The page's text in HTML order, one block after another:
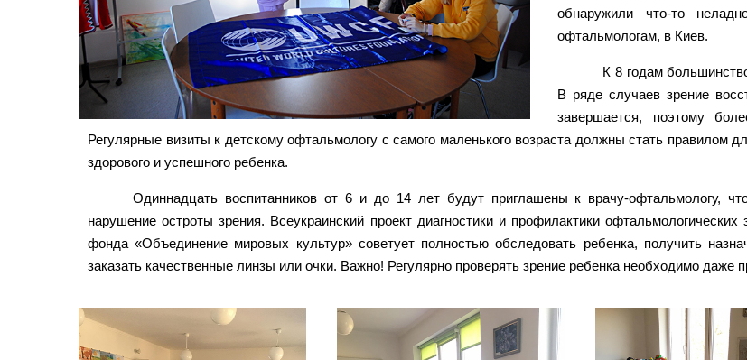
обнаружили что-то
офтальмологам, в Киев.
К 8 годам
В ряде случаев зрение
завершается, поэтому
Регулярные визиты к детскому офтальмологу с самого маленького возраста должны стать правилом
здорового и успешного ребенка.
Одиннадцать воспитанников от 6 и до 14 лет будут приглашены к врачу-офтальмологу,
нарушение остроты зрения. Всеукраинский проект диагностики и профилактики
фонда «Объединение мировых культур» советует полностью обследовать ребенка, получить
заказать качественные линзы или очки. Важно! Регулярно проверять зрение ребенка необходимо даже